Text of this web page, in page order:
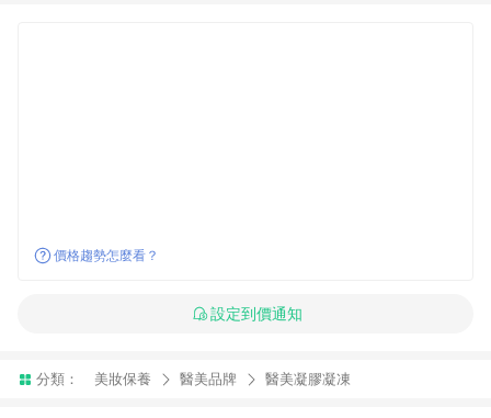
價格趨勢怎麼看？
設定到價通知
分類： 美妝保養 醫美品牌 醫美凝膠凝凍